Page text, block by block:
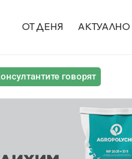
ОТ ДЕНЯ АКТУАЛНО
говорят